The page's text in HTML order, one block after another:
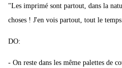
"Les imprimé sont partout, dans la
choses ! J'en vois partout, tout le
DO:
- On reste dans les même palettes de